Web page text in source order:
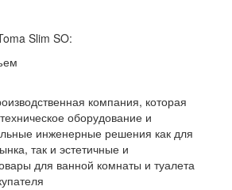
Slim SO:
компания, которая
оборудование и
инженерные решения как для
так и эстетичные и
для ванной комнаты и туалета